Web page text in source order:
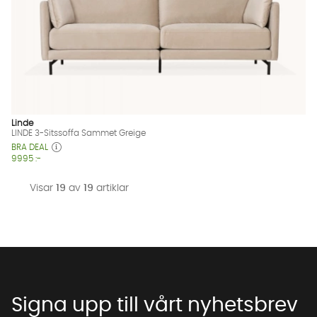
Linde
LINDE 3-Sitssoffa Sammet Greige
BRA DEAL
9995 :-
Visar 19 av 19 artiklar
Signa upp till vårt nyhetsbrev